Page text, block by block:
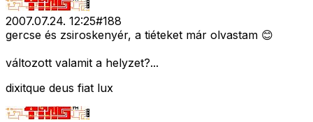
2007.07.24. 12:25#188
gercse és zsiroskenyér, a tiéteket már olvastam 😊
változott valamit a helyzet?...
dixitque deus fiat lux